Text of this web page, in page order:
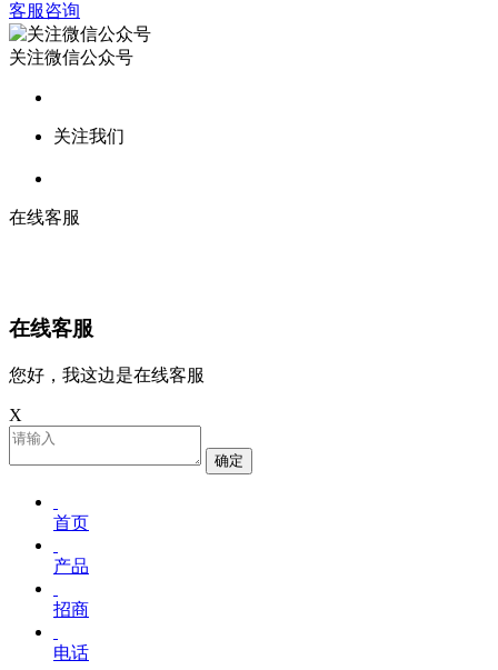
客服咨询
关注微信公众号
关注我们
在线客服
在线客服
您好，我这边是在线客服
X
确定
首页
产品
招商
电话